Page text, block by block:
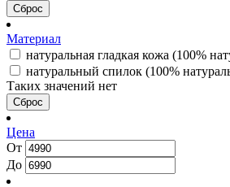
Сброс
Материал
натуральная гладкая кожа (100%
натуральный спилок (100%
Таких значений нет
Сброс
Цена
От
До